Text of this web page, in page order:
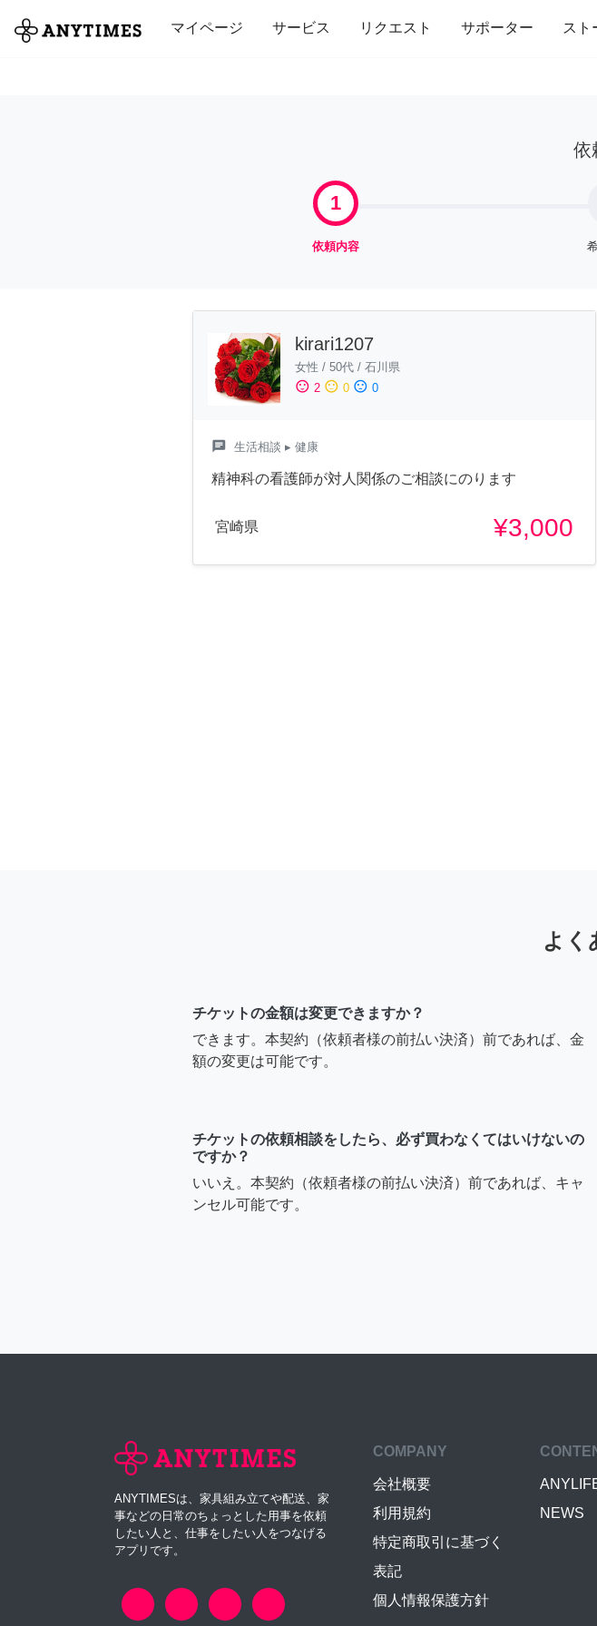
マイページ サービス リクエスト サポーター スト
全て 修理・組立 家事 引っ越し インテリア 趣味・習
依
1
依頼内容
kirari1207
女性 / 50代 / 石川県
sentiment_satisfied 2 sentiment_neutral 0 sentiment_dissatisfied 0
chat 生活相談 ▸ 健康
精神科の看護師が対人関係のご相談にのります
宮崎県 ¥3,000
よく
チケットの金額は変更できますか？
できます。本契約（依頼者様の前払い決済）前であれば、金
額の変更は可能です。
チケットの依頼相談をしたら、必ず買わなくてはいけないの
ですか？
いいえ。本契約（依頼者様の前払い決済）前であれば、キャ
ンセル可能です。
ANYTIMESは、家具組み立てや配送、家
事などの日常のちょっとした用事を依頼
したい人と、仕事をしたい人をつなげる
アプリです。
COMPANY
会社概要
利用規約
特定商取引に基づく
表記
個人情報保護方針
NEWS